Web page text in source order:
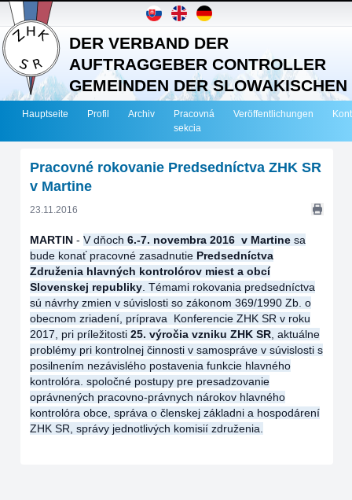
DER VERBAND DER
AUFTRAGGEBER CONTROLLER
GEMEINDEN DER SLOWAKISCHEN
REPUBLIK
Hauptseite Profil Archiv
Pracovná
sekcia
Veröffentlichungen
Pracovné rokovanie Predsedníctva ZHK SR
v Martine
23.11.2016
MARTIN - V dňoch 6.-7. novembra 2016 v Martine sa
bude konať pracovné zasadnutie Predsedníctva
Združenia hlavných kontrolórov miest a obcí
Slovenskej republiky . Témami rokovania predsedníctva
sú návrhy zmien v súvislosti so zákonom 369/1990 Zb. o
obecnom zriadení, príprava Konferencie ZHK SR v roku
2017, pri príležitosti 25. výročia vzniku ZHK SR , aktuálne
problémy pri kontrolnej činnosti v samospráve v súvislosti s
posilnením nezávislého postavenia funkcie hlavného
kontrolóra. spoločné postupy pre presadzovanie
oprávnených pracovno-právnych nárokov hlavného
kontrolóra obce, správa o členskej základni a hospodárení
ZHK SR, správy jednotlivých komisií združenia.